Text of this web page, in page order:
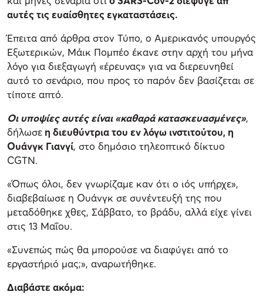
αυτές τις ευαίσθητες εγκαταστάσεις.
Έπειτα από άρθρα στον Τύπο, ο Αμερικανός υπουργός
Εξωτερικών, Μάικ Πομπέο έκανε στην αρχή του μήνα
λόγο για διεξαγωγή «έρευνας» για να διερευνηθεί
αυτό το σενάριο, που προς το παρόν δεν βασίζεται σε
τίποτε απτό.
Οι υποψίες αυτές είναι «καθαρά κατασκευασμένες»,
δήλωσε η διευθύντρια του εν λόγω ινστιτούτου, η
Ουάνγκ Γιανγί, στο δημόσιο τηλεοπτικό δίκτυο
CGTN.
«Όπως όλοι, δεν γνωρίζαμε καν ότι ο ιός υπήρχε»,
διαβεβαίωσε η Ουάνγκ σε συνέντευξή της που
μεταδόθηκε χθες, Σάββατο, το βράδυ, αλλά είχε γίνει
στις 13 Μαΐου.
«Συνεπώς πώς θα μπορούσε να διαφύγει από το
εργαστήριό μας;», αναρωτήθηκε.
Διαβάστε ακόμα: